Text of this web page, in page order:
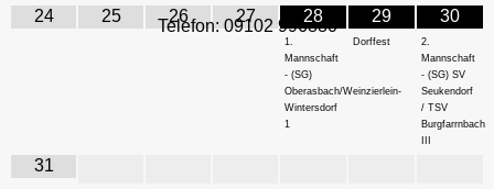
24 25 26 27 28
1.
Mannschaft
- (SG)
Oberasbach/Weinzierlein-
Wintersdorf
1
29
Dorffest
30
2.
Mannschaft
- (SG) SV
Seukendorf
/ TSV
Burgfarrnbach
31
Telefon: 09102 996880